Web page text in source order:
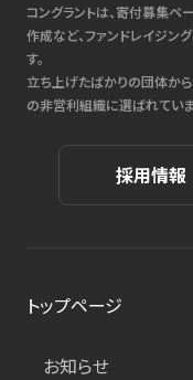
コングラントは、寄付募集ペ
作成など、ファンドレイジ
す。
立ち上げたばかりの団体か
の非営利組織に選ばれていま
採用情報
トップページ
お知らせ